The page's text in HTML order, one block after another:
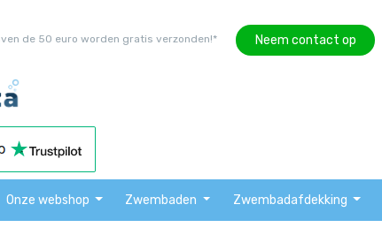
de 50 euro worden gratis verzonden!* Neem contact op
Onze webshop Zwembaden Zwembadafdekking